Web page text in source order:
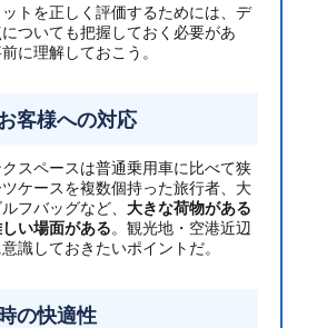
トを正しく評価するためには、デ
ついても把握しておく必要があ
に理解しておこう。
客様への対応
スペースは普通乗用車に比べて狭
ケースを複数個持った旅行者、大
フバッグなど、 大きな荷物がある
い場面がある。観光地・空港近辺
識しておきたいポイントだ。
の快適性